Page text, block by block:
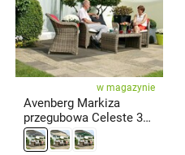
w magazynie
Avenberg Markiza
przegubowa Celeste 3
m, szara